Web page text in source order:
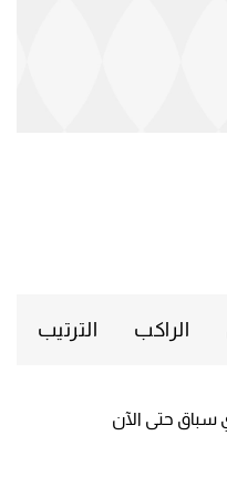
الراكب الترتيب
سباق حتى الآن